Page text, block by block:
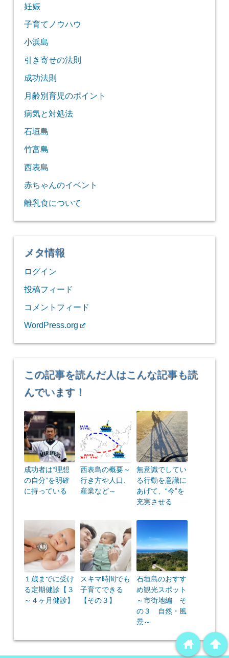
妊娠
子育てノウハウ
小浜島
引き寄せの法則
成功法則
月齢別育児のポイント
病気と対処法
石垣島
竹富島
西表島
赤ちゃんのイベント
離乳食について
メタ情報
ログイン
投稿フィード
コメントフィード
WordPress.org
この記事を読んだ人はこんな記事も読
んでいます！
成功者は“理想
の自分”を明確
に持っている
西表島の概要～
行き方や人口、
産業など～
無意識でしてい
る行動を意識に
あげて、“今”を
充実させる
１歳までに受け
る定期健診【３
～４ヶ月健診】
スキマ時間でも
子育てできる
【その３】
石垣島のおすす
め観光スポット
～市街地編 そ
の３ 自然・風
景～
arrowup
home